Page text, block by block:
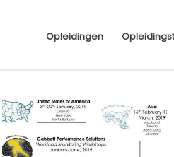
Opleidingen